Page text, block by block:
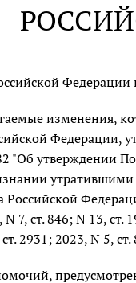
Федерации
изменения,
Федерации,
"Об утверждении
утратившими
Российской
7, ст. 846; N 13, ст.
2931; 2023, N 5,